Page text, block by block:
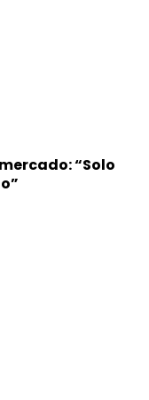
“Solo